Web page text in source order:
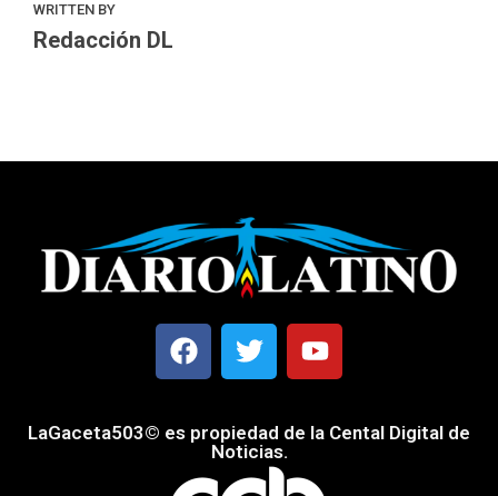
WRITTEN BY
Redacción DL
LaGaceta503© es propiedad de la Cental Digital de
Noticias.